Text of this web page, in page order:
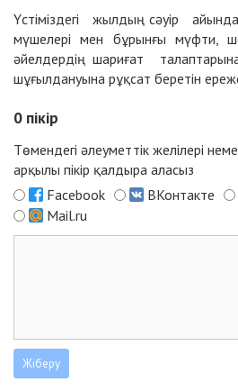
Үстіміздегі жылдың сәуір
мүшелері мен бұрынғы мүфти,
әйелдердің шариғат
шұғылдануына рұқсат беретін
0 пікір
Төмендегі әлеуметтік желілері
арқылы пікір қалдыра аласыз
Facebook
ВКонтакте
Mail.ru